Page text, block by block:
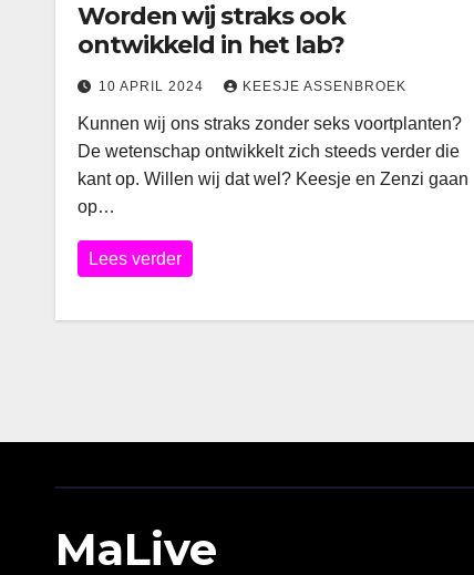
Worden wij straks ook
ontwikkeld in het lab?
10 APRIL 2024 KEESJE ASSENBROEK
Kunnen wij ons straks zonder seks voortplanten?
De wetenschap ontwikkelt zich steeds verder die
kant op. Willen wij dat wel? Keesje en Zenzi gaan
op…
Lees verder
MaLive